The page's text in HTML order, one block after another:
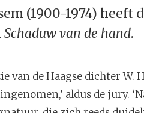
(1900-1974)
Schaduw van de hand.
van de Haagse dichter
aldus de jury.